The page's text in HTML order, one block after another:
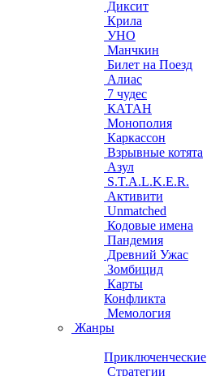
Диксит
Крила
УНО
Манчкин
Билет на Поезд
Алиас
7 чудес
КАТАН
Монополия
Каркассон
Взрывные котята
Азул
S.T.A.L.K.E.R.
Активити
Unmatched
Кодовые имена
Пандемия
Древний Ужас
Зомбицид
Карты
Конфликта
Мемология
Жанры
Приключенческие
Стратегии